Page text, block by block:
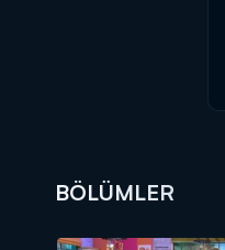
BÖLÜMLER